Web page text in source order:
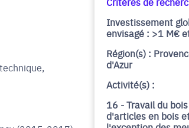
Investissement
envisagé : >1 M€
Région(s) :
d'Azur
Activité(s) :
16 - Travail du
d'articles en bois